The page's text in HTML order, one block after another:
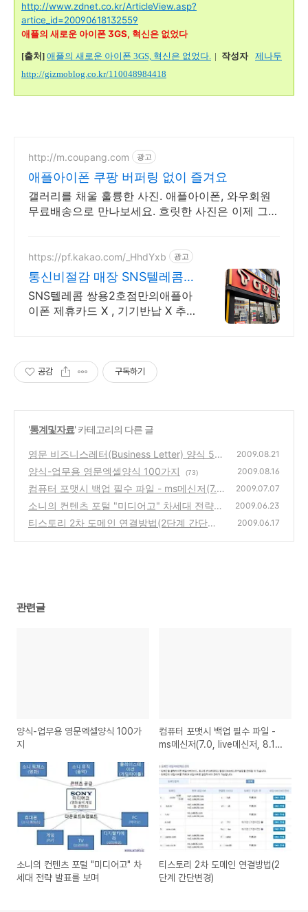
http://www.zdnet.co.kr/ArticleView.asp?
artice_id=20090618132559
애플의 새로운 아이폰 3GS, 혁신은 없었다
[출처] 애플의 새로운 아이폰 3GS, 혁신은 없었다. | 작성자
제나두
http://gizmoblog.co.kr/110048984418
http://m.coupang.com 광고
애플아이폰 쿠팡 버퍼링 없이 즐겨요
갤러리를 채울 훌륭한 사진. 애플아이폰, 와우회원
무료배송으로 만나보세요. 흐릿한 사진은 이제 그
https://pf.kakao.com/_HhdYxb 광고
통신비절감 매장 SNS텔레콤
천안 휴대폰 성지 80%할인
SNS텔레콤 쌍용2호점만의애플아
이폰 제휴카드 X , 기기반납 X 추가
공감 구독하기
'통계및자료' 카테고리의 다른 글
영문 비즈니스레터(Business Letter) 양식 50
가지
(1)
2009.08.21
양식-업무용 영문엑셀양식 100가지 (73) 2009.08.16
컴퓨터 포맷시 백업 필수 파일 - ms메신저(7.
0, live메신저, 8.1),엑티브싱크
(0)
2009.07.07
소니의 컨텐츠 포털 "미디어고" 차세대 전략
발표를 보며
(0)
2009.06.23
티스토리 2차 도메인 연결방법(2단계 간단변
2009.06.17
관련글
양식-업무용 영문엑셀양식 100가
지
컴퓨터 포맷시 백업 필수 파일 -
ms메신저(7.0, live메신저, 8.1),
소니의 컨텐츠 포털 "미디어고" 차
세대 전략 발표를 보며
티스토리 2차 도메인 연결방법(2
단계 간단변경)